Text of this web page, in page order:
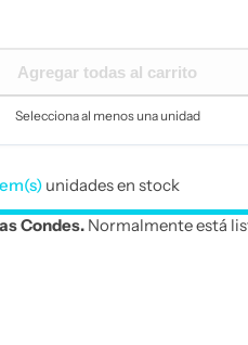
Agregar todas al carrito
Selecciona al menos una unidad
unidades en stock
Condes. Normalmente está